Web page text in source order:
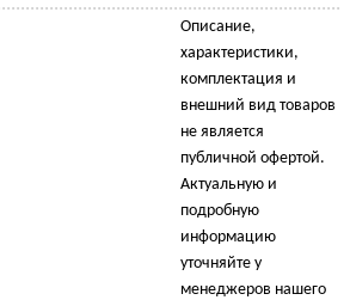
Описание,
характеристики,
комплектация и
внешний вид товаров
не является
публичной офертой.
Актуальную и
подробную
информацию
уточняйте у
менеджеров нашего